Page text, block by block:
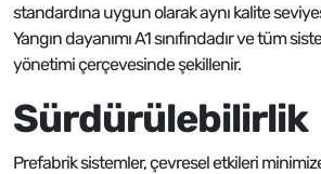
standardına uygun olarak aynı kalite
Yangın dayanımı A1 sınıfındadır ve tüm
yönetimi çerçevesinde şekillenir.
Sürdürülebilirlik
Prefabrik sistemler, çevresel etkileri